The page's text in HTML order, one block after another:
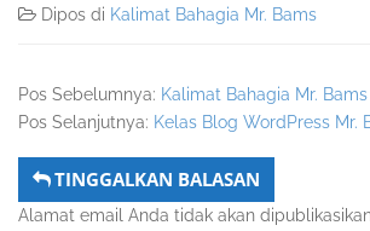
Dipos di Kalimat Bahagia Mr. Bams
Pos Sebelumnya: Kalimat Bahagia Mr.
Pos Selanjutnya: Kelas Blog WordPress Mr.
TINGGALKAN BALASAN
Alamat email Anda tidak akan